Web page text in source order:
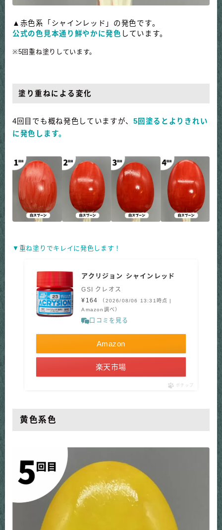
▲赤色系「シャインレッド」の発色です。
公式の色見本通り鮮やかに発色 しています。
※5回重ね塗りしています。
塗り重ねによる変化
4回目でも概ね発色していますが、5回塗るとよりきれい
に発色します。
▼重ね塗りでキレイに発色します！
アクリジョン シャインレッド
GSI クレオス
¥164
（2026/08/06 13:31時点 |
Amazon調べ）
口コミを見る
Amazon
楽天市場
ポチップ
黄色系色